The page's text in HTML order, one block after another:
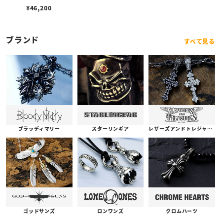
¥46,200
ブランド すべて見る
ブラッディマリー スターリンギア レザーズアンドトレジャーズ
ゴッドサンズ ロンワンズ クロムハーツ